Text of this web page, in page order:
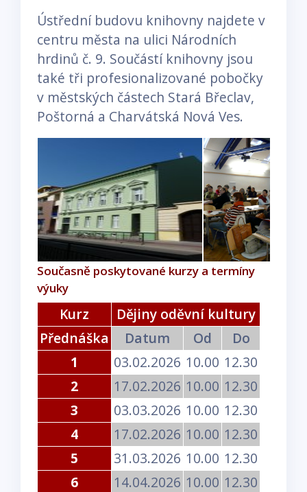
Ústřední budovu knihovny najdete v
centru města na ulici Národních
hrdinů č. 9. Součástí knihovny jsou
také tři profesionalizované pobočky
v městských částech Stará Břeclav,
Poštorná a Charvátská Nová Ves.
Současně poskytované kurzy a termíny
výuky
Kurz
Dějiny oděvní kultury
Přednáška
Datum Od
Do
1
03.02.2026 10.00 12.30
2
17.02.2026 10.00 12.30
3
03.03.2026 10.00 12.30
4
17.02.2026 10.00 12.30
5
31.03.2026 10.00 12.30
6
14.04.2026 10.00 12.30